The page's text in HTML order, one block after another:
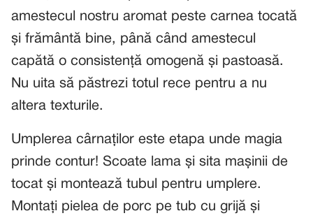
amestecul nostru aromat peste carnea tocată
și frământă bine, până când amestecul
capătă o consistență omogenă și pastoasă.
Nu uita să păstrezi totul rece pentru a nu
altera texturile.
Umplerea cârnaților este etapa unde magia
prinde contur! Scoate lama și sita mașinii de
tocat și montează tubul pentru umplere.
Montați pielea de porc pe tub cu grijă și